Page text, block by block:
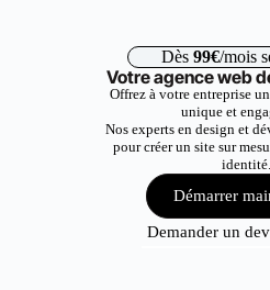
Dès 99€/mois
Votre agence web
Offrez à votre entreprise
unique et
Nos experts en design et
pour créer un site sur
identité.
Démarrer
Demander un